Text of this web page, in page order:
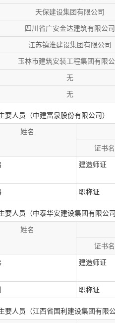
天保建设集团有限公司
四川省广安金达建筑有限公司
江苏镇淮建设集团有限公司
玉林市建筑安装工程集团有限
无
无
人员（中建富泉股份有限公司）
姓名
证书
建造师证
职称证
要人员（中泰华安建设集团有限公
姓名
证书
建造师证
职称证
要人员（江西省国利建设集团有限